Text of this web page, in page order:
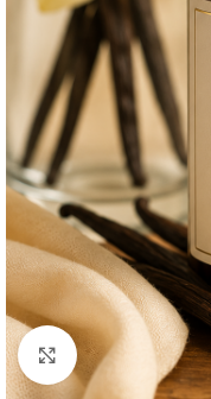
Clique para ampliar